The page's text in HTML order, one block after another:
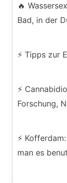
🔥
Bad, in der
⚡ Tipps zur
⚡
Forschung,
⚡
man es